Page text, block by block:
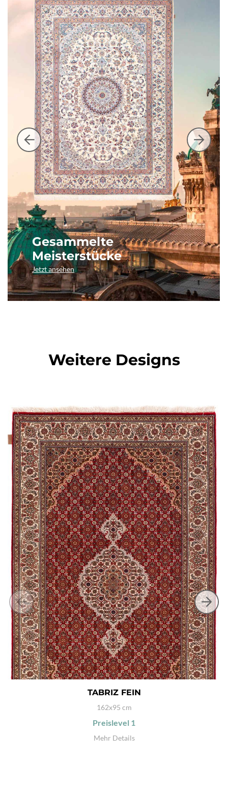
Gesammelte
Meisterstücke
Jetzt ansehen
Weitere Designs
TABRIZ FEIN
162x95 cm
Preislevel 1
Mehr Details